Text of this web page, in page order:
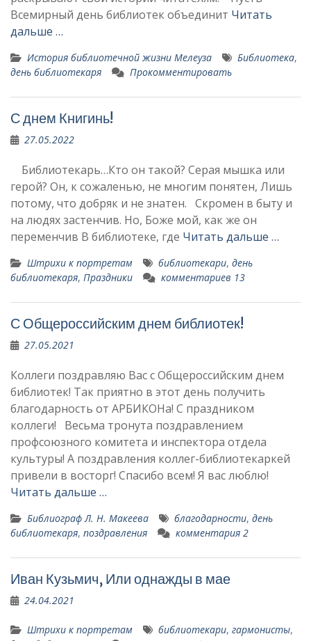
Всемирный день библиотек объединит Читать
дальше …
История библиотечной жизни Мелеуза Библиотека,
день библиотекаря
Прокомментировать
С днем Книгинь!
27.05.2022
Библиотекарь…Кто он такой? Серая мышка или
герой? Он, к сожаленью, не многим понятен, Лишь
потому, что добряк и не знатен. Скромен в быту и
на людях застенчив. Но, Боже мой, как же он
переменчив В библиотеке, где Читать дальше …
Штрихи к портретам библиотекари, день
библиотекаря, Праздники комментариев 13
С Общероссийским днем библиотек!
27.05.2021
Коллеги поздравляю Вас с Общероссийским днем
библиотек! Так приятно в этот день получить
благодарность от АРБИКОНа! С праздником
коллеги! Весьма тронута поздравлением
профсоюзного комитета и инспектора отдела
культуры! А поздравления коллег-библиотекаркей
привели в восторг! Спасибо всем! Я вас люблю!
Читать дальше …
Библиограф Л. Н. Макеева благодарности, день
библиотекаря, поздравления комментария 2
Иван Кузьмич, Или однажды в мае
24.04.2021
Штрихи к портретам библиотекари, гармонисты,